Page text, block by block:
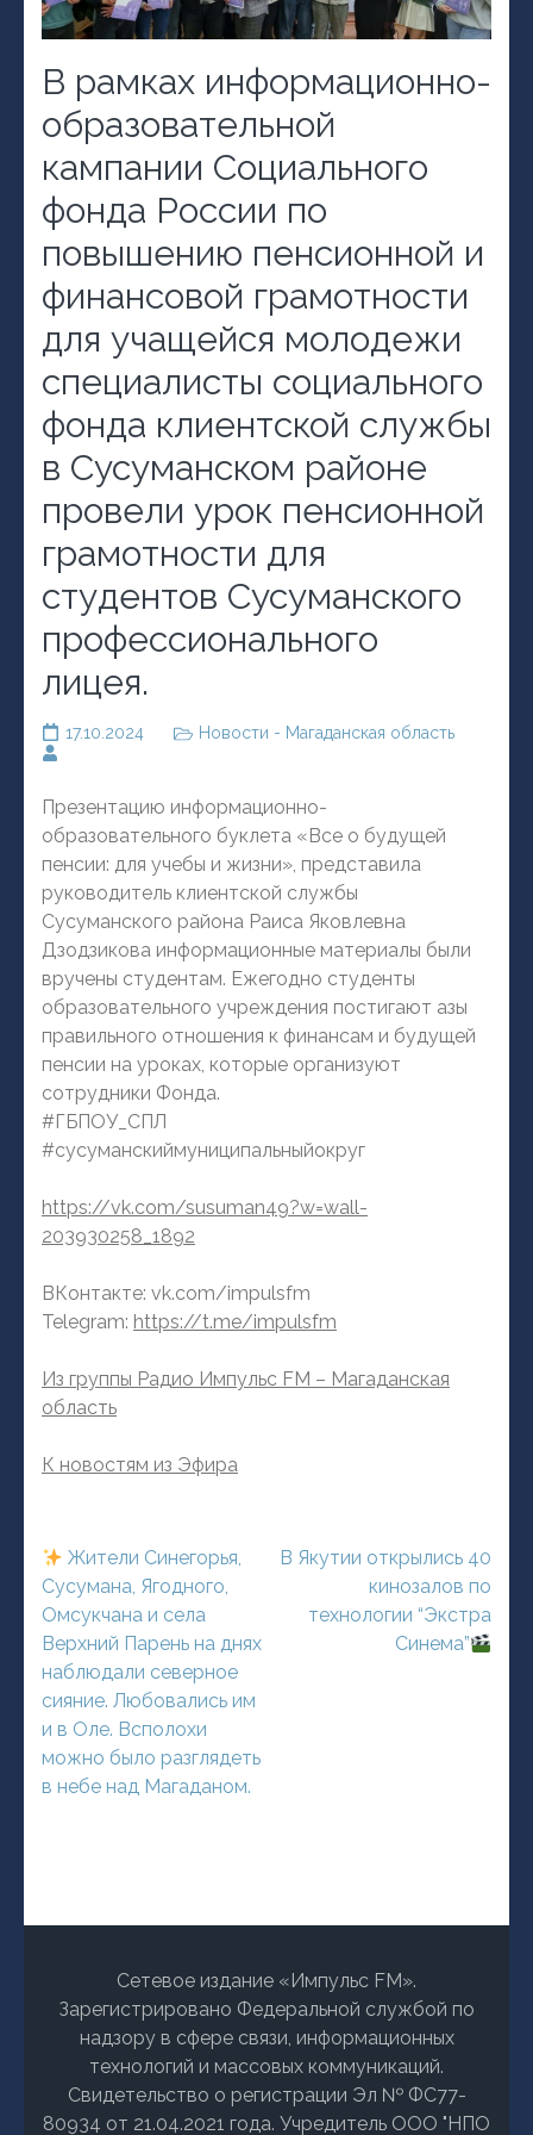
В рамках информационно-
образовательной
кампании Социального
фонда России по
повышению пенсионной и
финансовой грамотности
для учащейся молодежи
специалисты социального
фонда клиентской службы
в Сусуманском районе
провели урок пенсионной
грамотности для
студентов Сусуманского
профессионального
лицея.
17.10.2024 Новости - Магаданская область
Презентацию информационно-
образовательного буклета «Все о будущей
пенсии: для учебы и жизни», представила
руководитель клиентской службы
Сусуманского района Раиса Яковлевна
Дзодзикова информационные материалы были
вручены студентам. Ежегодно студенты
образовательного учреждения постигают азы
правильного отношения к финансам и будущей
пенсии на уроках, которые организуют
сотрудники Фонда.
#ГБПОУ_СПЛ
#сусуманскиймуниципальныйокруг
https://vk.com/susuman49?w=wall-
203930258_1892
ВКонтакте: vk.com/impulsfm
Telegram: https://t.me/impulsfm
Из группы Радио Импульс FM – Магаданская
область
К новостям из Эфира
Навигация
по
записям
Жители Синегорья,
Сусумана, Ягодного,
Омсукчана и села
Верхний Парень на днях
наблюдали северное
сияние. Любовались им
и в Оле. Всполохи
можно было разглядеть
в небе над Магаданом.
В Якутии открылись 40
кинозалов по
технологии “Экстра
Синема”
Сетевое издание «Импульс FM».
Зарегистрировано Федеральной службой по
надзору в сфере связи, информационных
технологий и массовых коммуникаций.
Свидетельство о регистрации Эл № ФС77-
80934 от 21.04.2021 года. Учредитель ООО "НПО